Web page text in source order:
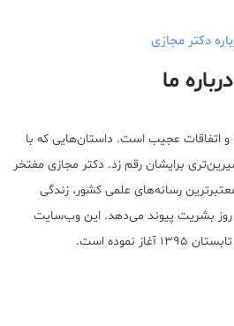
دکتر مجازی
درباره ما
و اتفاقات عجیب است. داستان‌هایی که با
برایشان رقم زد. دکتر مجازی مفتخر
رسانه‌های علمی کشور، زندگی
روز بشریت پیوند می‌دهد. این وب‌سایت
نموده است.